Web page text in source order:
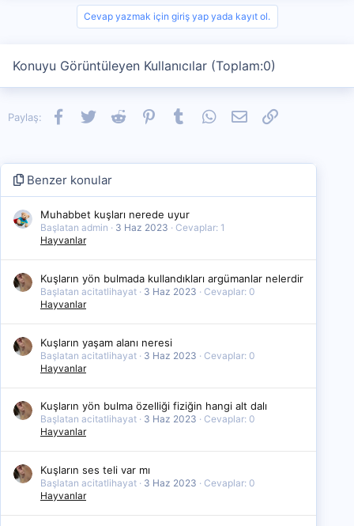
Cevap yazmak için giriş yap yada kayıt ol.
Konuyu Görüntüleyen Kullanıcılar (Toplam:0)
Paylaş: Facebook
TwitterReddit PinterestTumblrWhatsApp
E-postaLink
Benzer konular
Muhabbet kuşları nerede uyur
Başlatan admin 3 Haz 2023
Cevaplar: 1
Hayvanlar
Kuşların yön bulmada kullandıkları argümanlar nelerdir
Başlatan acitatlihayat 3 Haz 2023
Cevaplar: 0
Hayvanlar
Kuşların yaşam alanı neresi
Başlatan acitatlihayat 3 Haz 2023
Cevaplar: 0
Hayvanlar
Kuşların yön bulma özelliği fiziğin hangi alt dalı
Başlatan acitatlihayat 3 Haz 2023
Cevaplar: 0
Hayvanlar
Kuşların ses teli var mı
Başlatan acitatlihayat 3 Haz 2023
Cevaplar: 0
Hayvanlar